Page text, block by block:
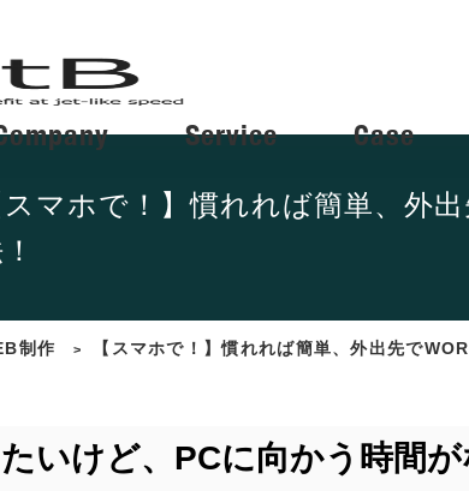
Service Case
スマホで！】慣れれば簡単、外
制作 >
【スマホで！】慣れれば簡単、外出先で
いけど、PCに向かう時間